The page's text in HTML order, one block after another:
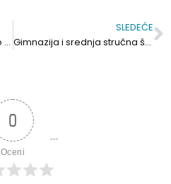
„I moj je grad dobio luku“ i to najveću na Balkanu
SLEDEĆE
Gimnazija i srednja stručna škola: Svečana podela diploma generaciji maturanata
0
Oceni